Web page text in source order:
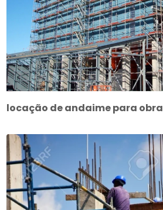
locação de andaime para obra